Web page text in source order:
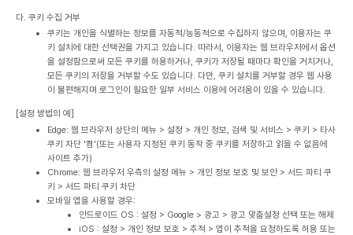
다. 쿠키 수집 거부
쿠키는 개인을 식별하는 정보를 자동적/능동적으로 수집하지 않으며, 이용자는 쿠
키 설치에 대한 선택권을 가지고 있습니다. 따라서, 이용자는 웹 브라우저에서 옵션
을 설정함으로써 모든 쿠키를 허용하거나, 쿠키가 저장될 때마다 확인을 거치거나,
모든 쿠키의 저장을 거부할 수도 있습니다. 다만, 쿠키 설치를 거부할 경우 웹 사용
이 불편해지며 로그인이 필요한 일부 서비스 이용에 어려움이 있을 수 있습니다.
[설정 방법의 예]
Edge: 웹 브라우저 상단의 메뉴 > 설정 > 개인 정보, 검색 및 서비스 > 쿠키 > 타사
쿠키 차단 '켬'(또는 사용자 지정된 쿠키 동작 중 쿠키를 저장하고 읽을 수 없음에
사이트 추가)
Chrome: 웹 브라우저 우측의 설정 메뉴 > 개인 정보 보호 및 보안 > 서드 파티 쿠
키 > 서드 파티 쿠키 차단
모바일 앱을 사용할 경우:
안드로이드 OS : 설정 > Google > 광고 > 광고 맞춤설정 선택 또는 해제
iOS : 설정 > 개인 정보 보호 > 추적 > 앱이 추척을 요청하도록 허용 또는